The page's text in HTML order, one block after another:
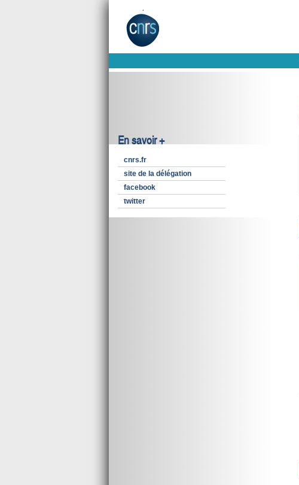
En savoir +
cnrs.fr
site de la délégation
facebook
twitter